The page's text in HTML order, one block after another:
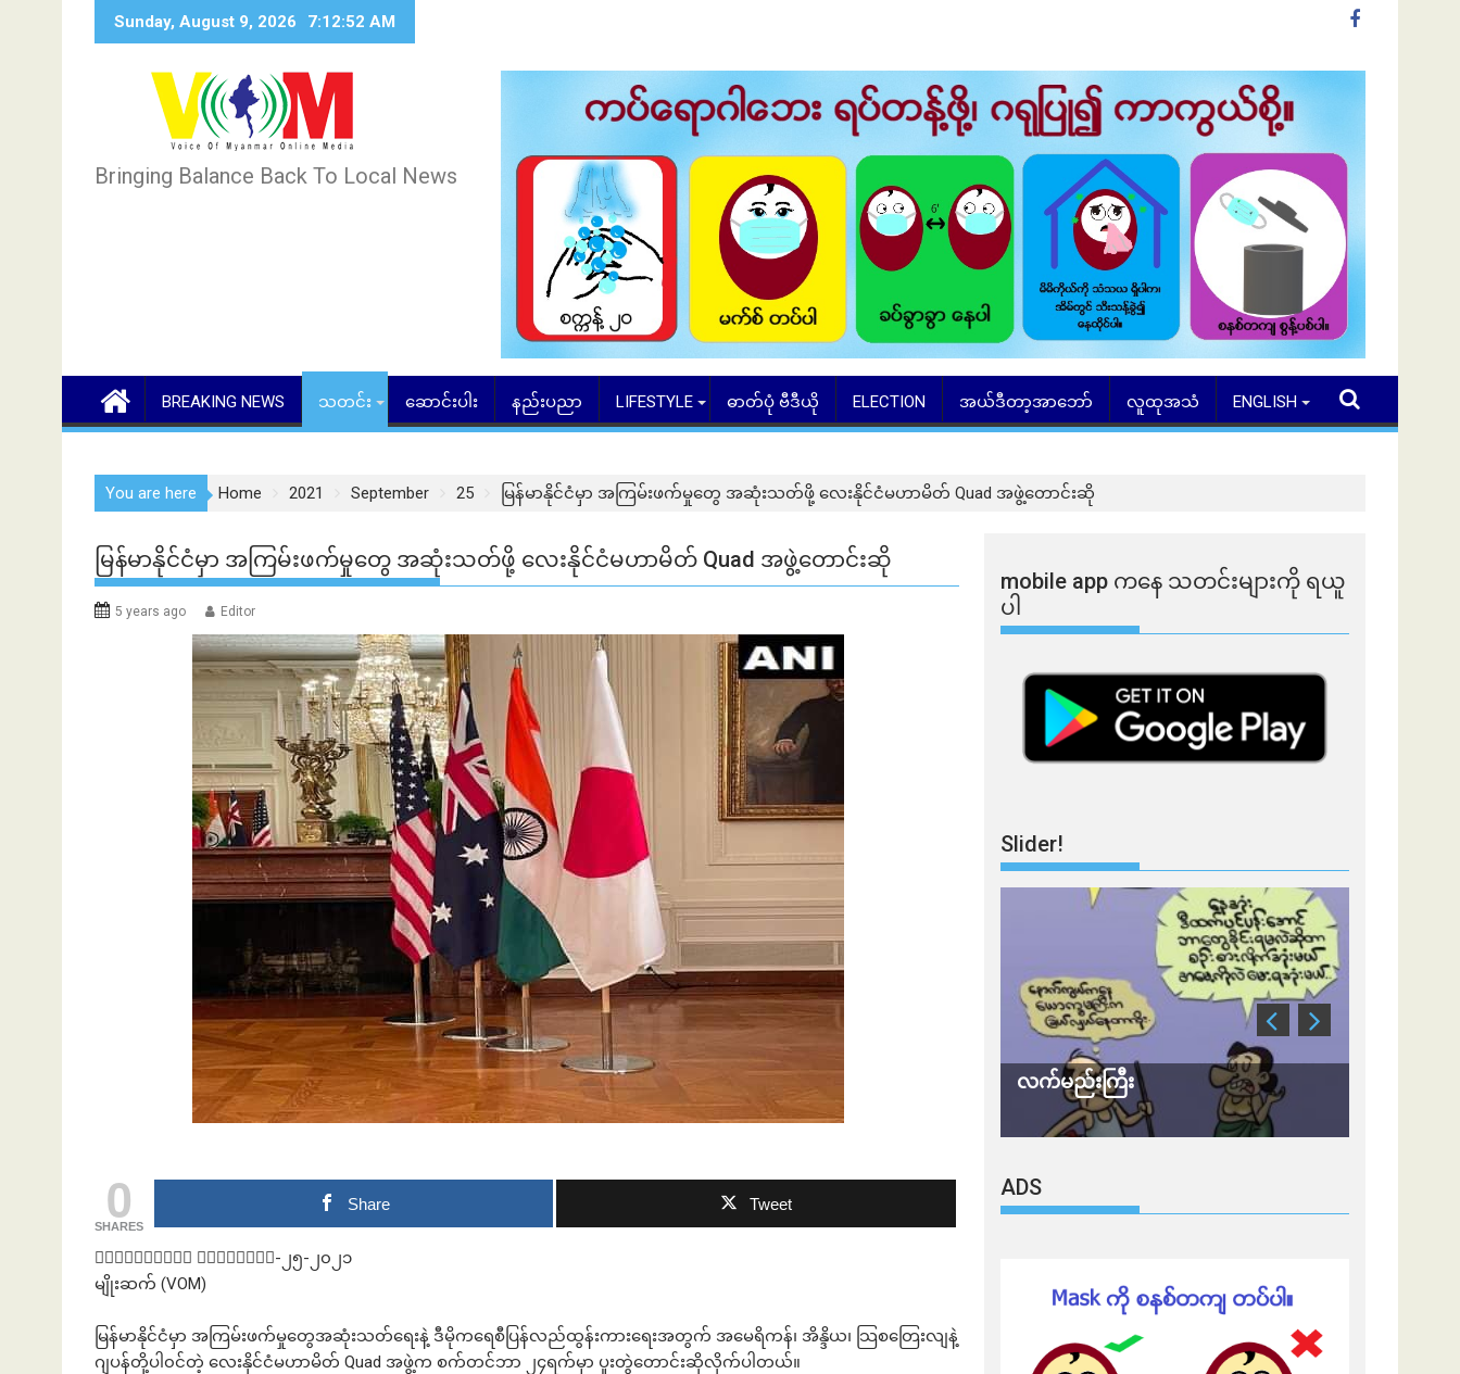
Sunday, August 9, 2026 7:12:53 AM
Bringing Balance Back To Local News
BREAKING NEWS သတင်း ဆောင်းပါး နည်းပညာ LIFESTYLE ဓာတ်ပုံ ဗီဒီယို ELECTION အယ်ဒီတာ့အာဘော် လူထုအသံ ENGLISH
You are here Home 2021 September 25 မြန်မာနိုင်ငံမှာ အကြမ်းဖက်မှုတွေ အဆုံးသတ်ဖို့ လေးနိုင်ငံမဟာမိတ် Quad အဖွဲ့တောင်းဆို
မြန်မာနိုင်ငံမှာ အကြမ်းဖက်မှုတွေ အဆုံးသတ်ဖို့ လေးနိုင်ငံမဟာမိတ် Quad အဖွဲ့တောင်းဆို
5 years ago Editor
0
SHARES
Share Tweet
၀ါရှင်တန်၊ စက်တင်ဘာ-၂၅-၂၀၂၁
မျိုးဆက် (VOM)
မြန်မာနိုင်ငံမှာ အကြမ်းဖက်မှုတွေအဆုံးသတ်ရေးနဲ့ ဒီမိုကရေစီပြန်လည်ထွန်းကားရေးအတွက် အမေရိကန်၊ အိန္ဒိယ၊ သြစတြေးလျနဲ့
ဂျပန်တို့ပါ၀င်တဲ့ လေးနိုင်ငံမဟာမိတ် Quad အဖွဲ့က စက်တင်ဘာ ၂၄ရက်မှာ ပူးတွဲတောင်းဆိုလိုက်ပါတယ်။
mobile app ​​ကနေ ​​သတင်းများကို ရယူ
ပါ
Slider!
ဘဏ်နဲ့အကြွေး ဘာလျှော့မလဲ လက်မည်းကြီး
ADS